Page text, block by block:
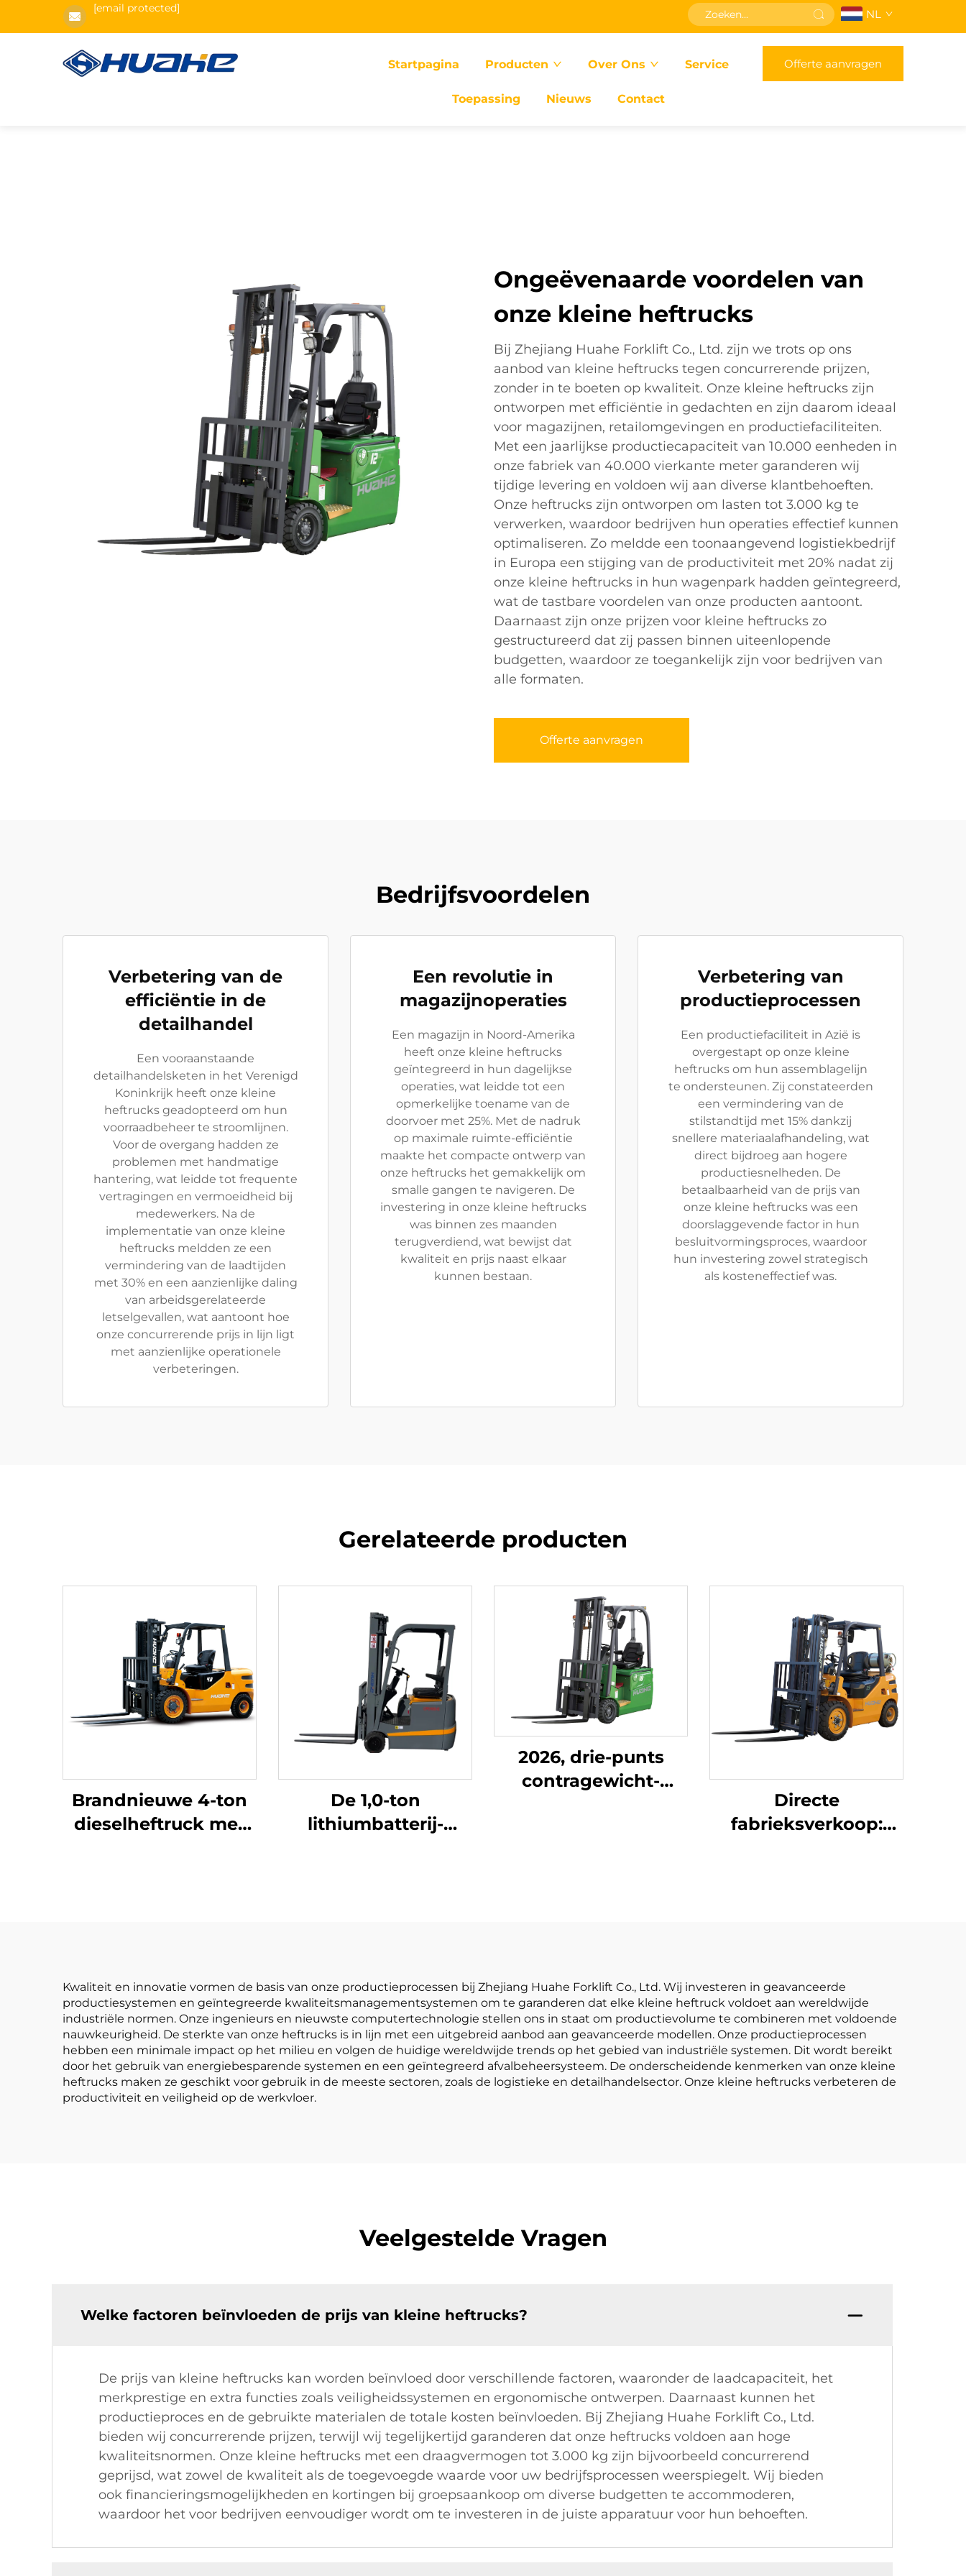
[email protected] NL
Startpagina Producten Over Ons Service
Toepassing Nieuws Contact
Offerte aanvragen
Ongeëvenaarde voordelen van
onze kleine heftrucks
Bij Zhejiang Huahe Forklift Co., Ltd. zijn we trots op ons
aanbod van kleine heftrucks tegen concurrerende prijzen,
zonder in te boeten op kwaliteit. Onze kleine heftrucks zijn
ontworpen met efficiëntie in gedachten en zijn daarom ideaal
voor magazijnen, retailomgevingen en productiefaciliteiten.
Met een jaarlijkse productiecapaciteit van 10.000 eenheden in
onze fabriek van 40.000 vierkante meter garanderen wij
tijdige levering en voldoen wij aan diverse klantbehoeften.
Onze heftrucks zijn ontworpen om lasten tot 3.000 kg te
verwerken, waardoor bedrijven hun operaties effectief kunnen
optimaliseren. Zo meldde een toonaangevend logistiekbedrijf
in Europa een stijging van de productiviteit met 20% nadat zij
onze kleine heftrucks in hun wagenpark hadden geïntegreerd,
wat de tastbare voordelen van onze producten aantoont.
Daarnaast zijn onze prijzen voor kleine heftrucks zo
gestructureerd dat zij passen binnen uiteenlopende
budgetten, waardoor ze toegankelijk zijn voor bedrijven van
alle formaten.
Offerte aanvragen
Bedrijfsvoordelen
Verbetering van de
efficiëntie in de
detailhandel
Een vooraanstaande
detailhandelsketen in het Verenigd
Koninkrijk heeft onze kleine
heftrucks geadopteerd om hun
voorraadbeheer te stroomlijnen.
Voor de overgang hadden ze
problemen met handmatige
hantering, wat leidde tot frequente
vertragingen en vermoeidheid bij
medewerkers. Na de
implementatie van onze kleine
heftrucks meldden ze een
vermindering van de laadtijden
met 30% en een aanzienlijke daling
van arbeidsgerelateerde
letselgevallen, wat aantoont hoe
onze concurrerende prijs in lijn ligt
met aanzienlijke operationele
verbeteringen.
Een revolutie in
magazijnoperaties
Een magazijn in Noord-Amerika
heeft onze kleine heftrucks
geïntegreerd in hun dagelijkse
operaties, wat leidde tot een
opmerkelijke toename van de
doorvoer met 25%. Met de nadruk
op maximale ruimte-efficiëntie
maakte het compacte ontwerp van
onze heftrucks het gemakkelijk om
smalle gangen te navigeren. De
investering in onze kleine heftrucks
was binnen zes maanden
terugverdiend, wat bewijst dat
kwaliteit en prijs naast elkaar
kunnen bestaan.
Verbetering van
productieprocessen
Een productiefaciliteit in Azië is
overgestapt op onze kleine
heftrucks om hun assemblagelijn
te ondersteunen. Zij constateerden
een vermindering van de
stilstandtijd met 15% dankzij
snellere materiaalafhandeling, wat
direct bijdroeg aan hogere
productiesnelheden. De
betaalbaarheid van de prijs van
onze kleine heftrucks was een
doorslaggevende factor in hun
besluitvormingsproces, waardoor
hun investering zowel strategisch
als kosteneffectief was.
Gerelateerde producten
Brandnieuwe 4-ton
dieselheftruck met
De 1,0-ton
lithiumbatterij-
2026, drie-punts
contragewicht-
Directe
fabrieksverkoop:
Kwaliteit en innovatie vormen de basis van onze productieprocessen bij Zhejiang Huahe Forklift Co., Ltd. Wij investeren in geavanceerde
productiesystemen en geïntegreerde kwaliteitsmanagementsystemen om te garanderen dat elke kleine heftruck voldoet aan wereldwijde
industriële normen. Onze ingenieurs en nieuwste computertechnologie stellen ons in staat om productievolume te combineren met voldoende
nauwkeurigheid. De sterkte van onze heftrucks is in lijn met een uitgebreid aanbod aan geavanceerde modellen. Onze productieprocessen
hebben een minimale impact op het milieu en volgen de huidige wereldwijde trends op het gebied van industriële systemen. Dit wordt bereikt
door het gebruik van energiebesparende systemen en een geïntegreerd afvalbeheersysteem. De onderscheidende kenmerken van onze kleine
heftrucks maken ze geschikt voor gebruik in de meeste sectoren, zoals de logistieke en detailhandelsector. Onze kleine heftrucks verbeteren de
productiviteit en veiligheid op de werkvloer.
Veelgestelde Vragen
Welke factoren beïnvloeden de prijs van kleine heftrucks?
De prijs van kleine heftrucks kan worden beïnvloed door verschillende factoren, waaronder de laadcapaciteit, het
merkprestige en extra functies zoals veiligheidssystemen en ergonomische ontwerpen. Daarnaast kunnen het
productieproces en de gebruikte materialen de totale kosten beïnvloeden. Bij Zhejiang Huahe Forklift Co., Ltd.
bieden wij concurrerende prijzen, terwijl wij tegelijkertijd garanderen dat onze heftrucks voldoen aan hoge
kwaliteitsnormen. Onze kleine heftrucks met een draagvermogen tot 3.000 kg zijn bijvoorbeeld concurrerend
geprijsd, wat zowel de kwaliteit als de toegevoegde waarde voor uw bedrijfsprocessen weerspiegelt. Wij bieden
ook financieringsmogelijkheden en kortingen bij groepsaankoop om diverse budgetten te accommoderen,
waardoor het voor bedrijven eenvoudiger wordt om te investeren in de juiste apparatuur voor hun behoeften.